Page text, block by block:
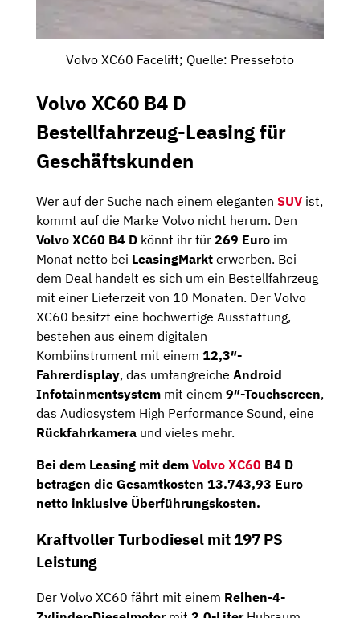
Volvo XC60 Facelift; Quelle: Pressefoto
Volvo XC60 B4 D
Bestellfahrzeug-Leasing für
Geschäftskunden
Wer auf der Suche nach einem eleganten SUV ist,
kommt auf die Marke Volvo nicht herum. Den
Volvo XC60 B4 D könnt ihr für 269 Euro im
Monat netto bei LeasingMarkt erwerben. Bei
dem Deal handelt es sich um ein Bestellfahrzeug
mit einer Lieferzeit von 10 Monaten. Der Volvo
XC60 besitzt eine hochwertige Ausstattung,
bestehen aus einem digitalen
Kombiinstrument mit einem 12,3″-
Fahrerdisplay, das umfangreiche Android
Infotainmentsystem mit einem 9″-Touchscreen,
das Audiosystem High Performance Sound, eine
Rückfahrkamera und vieles mehr.
Bei dem Leasing mit dem Volvo XC60 B4 D
betragen die Gesamtkosten 13.743,93 Euro
netto inklusive Überführungskosten.
Kraftvoller Turbodiesel mit 197 PS
Leistung
Der Volvo XC60 fährt mit einem Reihen-4-